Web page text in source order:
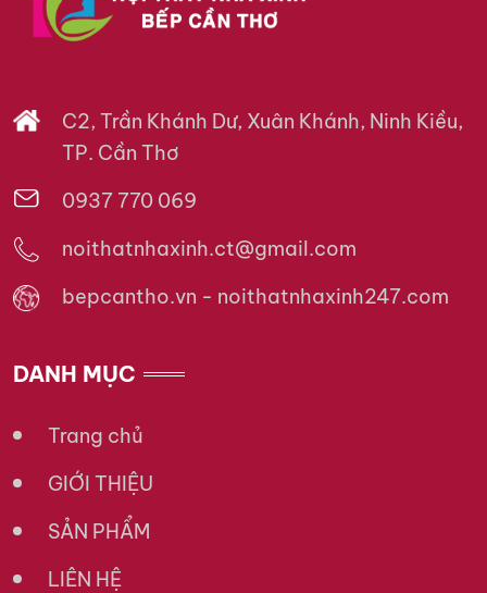
C2, Trần Khánh Dư, Xuân Khánh, Ninh Kiều,
TP. Cần Thơ
0937 770 069
noithatnhaxinh.ct@gmail.com
bepcantho.vn - noithatnhaxinh247.com
DANH MỤC
Trang chủ
GIỚI THIỆU
SẢN PHẨM
LIÊN HỆ